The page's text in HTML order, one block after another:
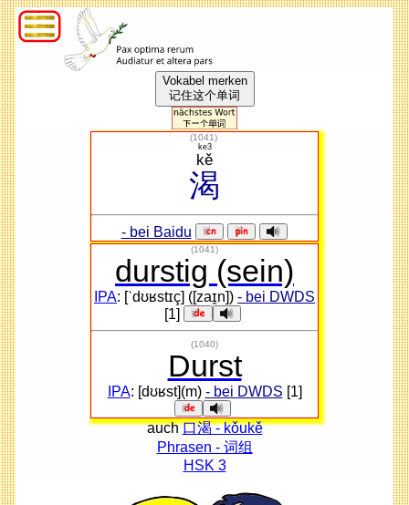
Vokabel merken
记住这个单词
(1041)
渴
kě
ke3
- bei Baidu
(1041)
durstig (sein)
IPA: [ˈdʊʁstɪç] ([zaɪ̯n]) - bei DWDS
[1]
(1040)
Durst
IPA: [dʊʁst](m) - bei DWDS [1]
auch口渴 - kǒukě
Phrasen - 词组
HSK 3